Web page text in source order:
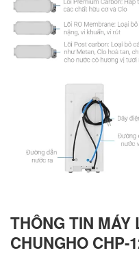
THÔNG TIN MÁY
CHUNGHO CHP-